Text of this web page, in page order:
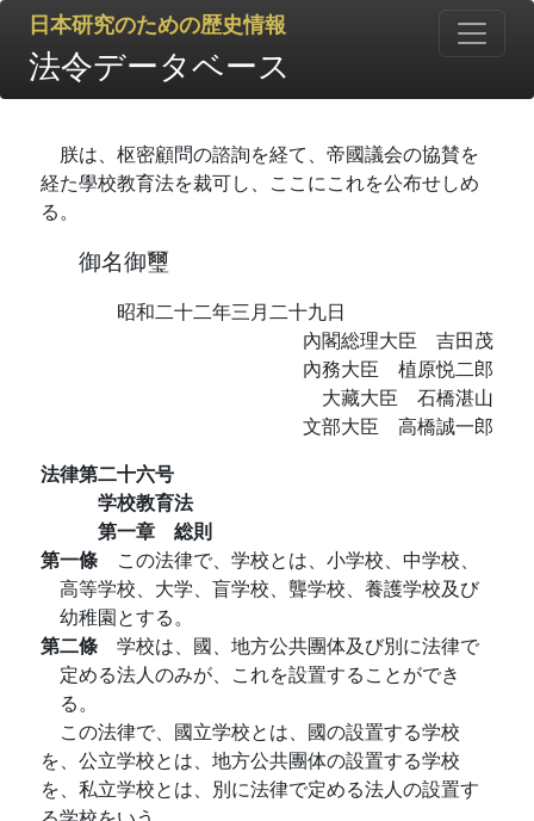
日本研究のための歴史情報
法令データベース
朕は、枢密顧問の諮詢を経て、帝國議会の協賛を
経た學校教育法を裁可し、ここにこれを公布せしめ
る。
御名御璽
昭和二十二年三月二十九日
內閣総理大臣 吉田茂
內務大臣 植原悦二郎
大藏大臣 石橋湛山
文部大臣 高橋誠一郎
法律第二十六号
学校教育法
第一章 総則
第一條 この法律で、学校とは、小学校、中学校、
高等学校、大学、盲学校、聾学校、養護学校及び
幼稚園とする。
第二條 学校は、國、地方公共團体及び別に法律で
定める法人のみが、これを設置することができ
る。
この法律で、國立学校とは、國の設置する学校
を、公立学校とは、地方公共團体の設置する学校
を、私立学校とは、別に法律で定める法人の設置す